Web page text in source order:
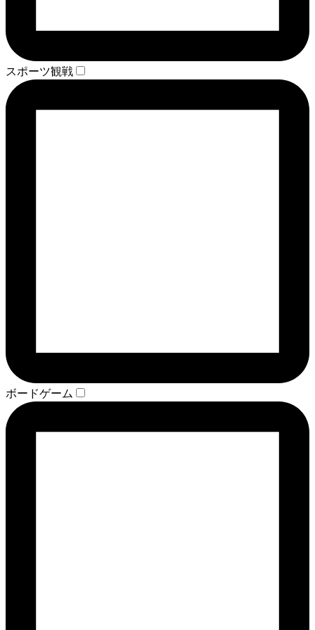
スポーツ観戦
ボードゲーム